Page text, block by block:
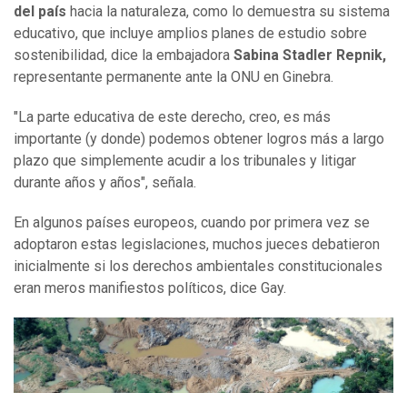
del país hacia la naturaleza, como lo demuestra su sistema
educativo, que incluye amplios planes de estudio sobre
sostenibilidad, dice la embajadora Sabina Stadler Repnik,
representante permanente ante la ONU en Ginebra.
"La parte educativa de este derecho, creo, es más
importante (y donde) podemos obtener logros más a largo
plazo que simplemente acudir a los tribunales y litigar
durante años y años", señala.
En algunos países europeos, cuando por primera vez se
adoptaron estas legislaciones, muchos jueces debatieron
inicialmente si los derechos ambientales constitucionales
eran meros manifiestos políticos, dice Gay.